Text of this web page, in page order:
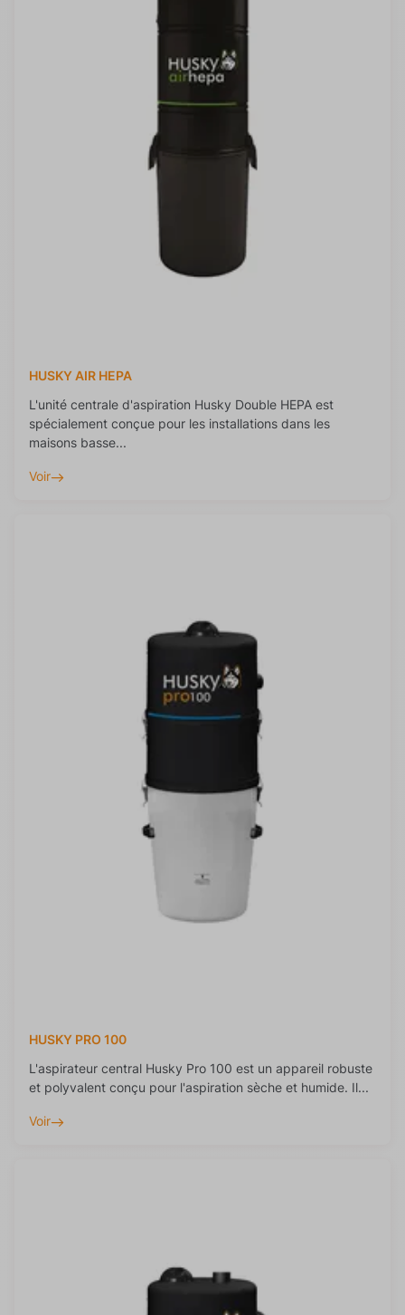
HUSKY AIR HEPA
L'unité centrale d'aspiration Husky Double HEPA est
spécialement conçue pour les installations dans les
maisons basse...
Voir
HUSKY PRO 100
L'aspirateur central Husky Pro 100 est un appareil robuste
et polyvalent conçu pour l'aspiration sèche et humide. Il...
Voir